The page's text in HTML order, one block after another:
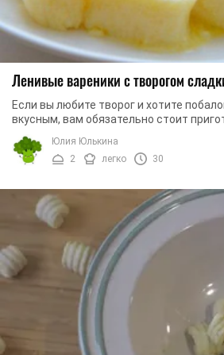
Ленивые вареники с творогом
Если вы любите творог и хотите
вкусным, вам обязательно стоит
вареники по этому рецепту. Это
Юлия Юлькина
2
легко 30